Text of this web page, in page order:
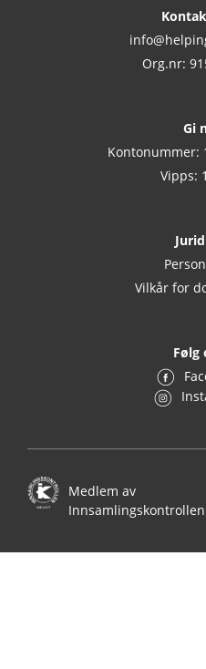
Org.nr:
Gi
Kontonummer:
Vipps:
Vilkår for
Følg
Medlem av
Innsamlingskontrollen